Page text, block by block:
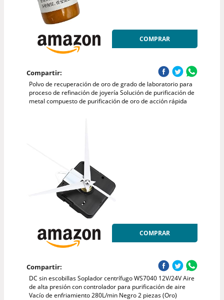
COMPRAR
Compartir:
Polvo de recuperación de oro de grado de laboratorio para
proceso de refinación de joyería Solución de purificación de
metal compuesto de purificación de oro de acción rápida
COMPRAR
Compartir:
DC sin escobillas Soplador centrífugo WS7040 12V/24V Aire
de alta presión con controlador para purificación de aire
Vacío de enfriamiento 280L/min Negro 2 piezas (Oro)